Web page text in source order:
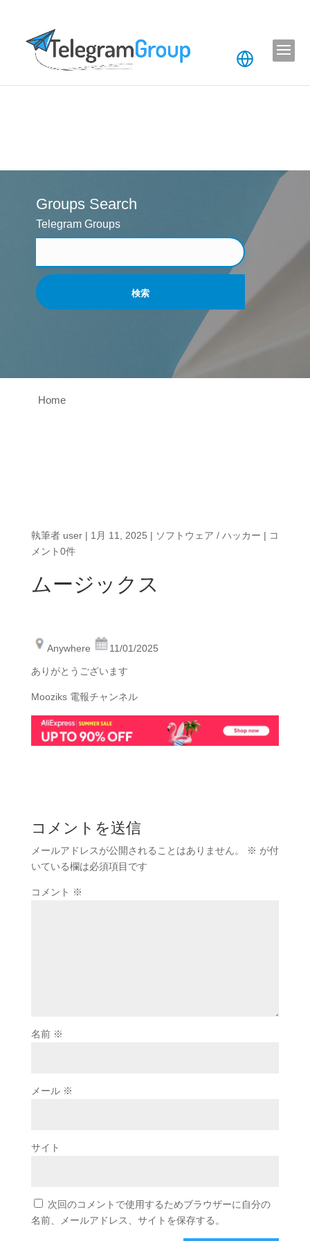
Groups Search
Telegram Groups
Home
執筆者 user| 1月 11, 2025 | ソフトウェア / ハッカー | コ
メント0件
ムージックス
Anywhere 11/01/2025
ありがとうございます
Mooziks 電報チャンネル
コメントを送信
メールアドレスが公開されることはありません。 ※ が付
いている欄は必須項目です
コメント ※
名前 ※
メール ※
サイト
次回のコメントで使用するためブラウザーに自分の
名前、メールアドレス、サイトを保存する。